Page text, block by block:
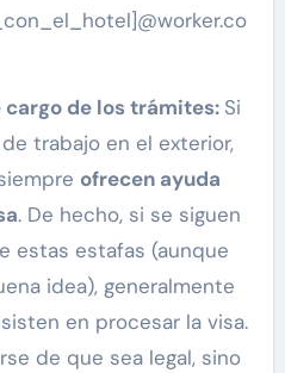
de los trámites: Si
trabajo en el exterior,
ofrecen ayuda
. De hecho, si se siguen
estas estafas (aunque
idea), generalmente
en procesar la visa.
de que sea legal, sino